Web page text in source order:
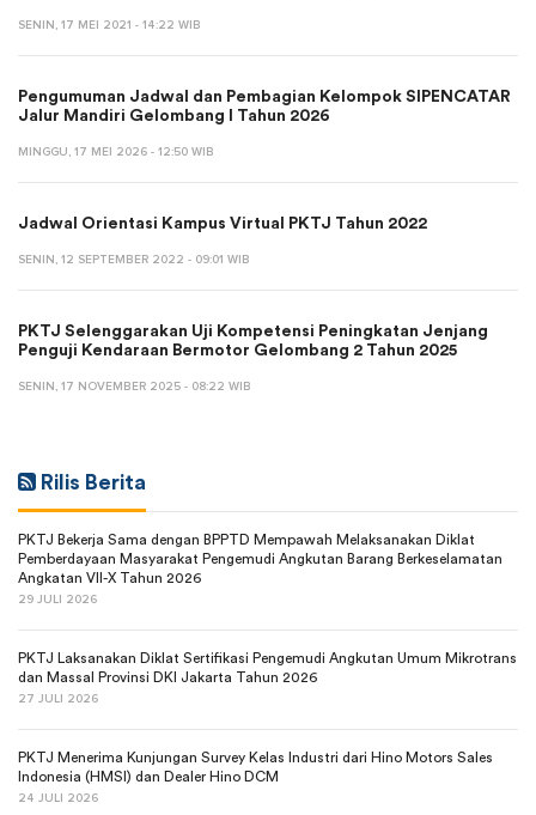
SENIN, 17 MEI 2021 - 14:22 WIB
Pengumuman Jadwal dan Pembagian Kelompok SIPENCATAR
Jalur Mandiri Gelombang I Tahun 2026
MINGGU, 17 MEI 2026 - 12:50 WIB
Jadwal Orientasi Kampus Virtual PKTJ Tahun 2022
SENIN, 12 SEPTEMBER 2022 - 09:01 WIB
PKTJ Selenggarakan Uji Kompetensi Peningkatan Jenjang
Penguji Kendaraan Bermotor Gelombang 2 Tahun 2025
SENIN, 17 NOVEMBER 2025 - 08:22 WIB
Rilis Berita
PKTJ Bekerja Sama dengan BPPTD Mempawah Melaksanakan Diklat
Pemberdayaan Masyarakat Pengemudi Angkutan Barang Berkeselamatan
Angkatan VII-X Tahun 2026
29 JULI 2026
PKTJ Laksanakan Diklat Sertifikasi Pengemudi Angkutan Umum Mikrotrans
dan Massal Provinsi DKI Jakarta Tahun 2026
27 JULI 2026
PKTJ Menerima Kunjungan Survey Kelas Industri dari Hino Motors Sales
Indonesia (HMSI) dan Dealer Hino DCM
24 JULI 2026